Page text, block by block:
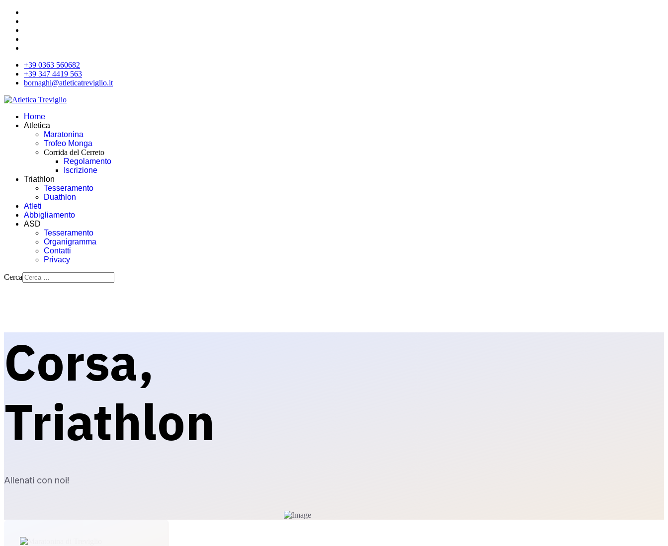
+39 0363 560682
+39 347 4419 563
bornaghi@atleticatreviglio.it
Home
Atletica
Maratonina
Trofeo Monga
Corrida del Cerreto
Regolamento
Iscrizione
Triathlon
Tesseramento
Duathlon
Atleti
Abbigliamento
ASD
Tesseramento
Organigramma
Contatti
Privacy
Cerca
Corsa,
Triathlon
Allenati con noi!